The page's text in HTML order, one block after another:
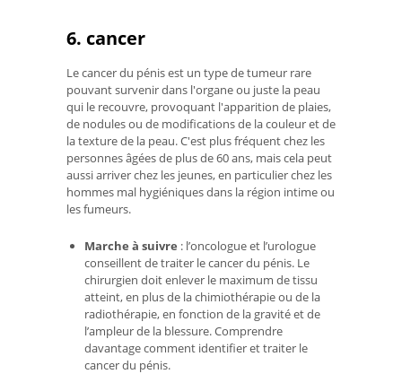
6. cancer
Le cancer du pénis est un type de tumeur rare
pouvant survenir dans l'organe ou juste la peau
qui le recouvre, provoquant l'apparition de plaies,
de nodules ou de modifications de la couleur et de
la texture de la peau. C'est plus fréquent chez les
personnes âgées de plus de 60 ans, mais cela peut
aussi arriver chez les jeunes, en particulier chez les
hommes mal hygiéniques dans la région intime ou
les fumeurs.
Marche à suivre : l’oncologue et l’urologue
conseillent de traiter le cancer du pénis. Le
chirurgien doit enlever le maximum de tissu
atteint, en plus de la chimiothérapie ou de la
radiothérapie, en fonction de la gravité et de
l’ampleur de la blessure. Comprendre
davantage comment identifier et traiter le
cancer du pénis.